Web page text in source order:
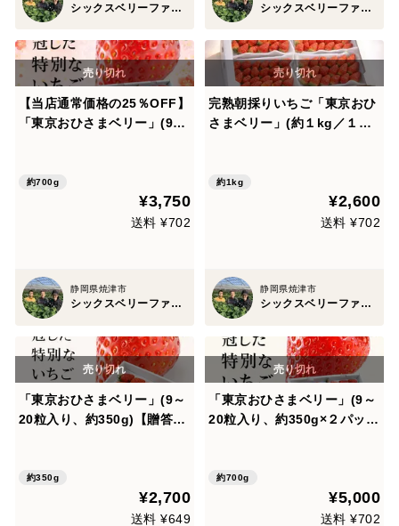
シックスベリーファーマーズ 松田農園 シックスベリーファーマーズ 松田農園
【当店通常価格の25％OFF】
「東京おひさまベリー」(9～
ド ギフト 果物 プレゼント 贈
り物 お礼品 御礼品 誕生日
約700g
¥3,750
送料 ¥702
静岡県焼津市
シックスベリーファーマーズ 松田農園
完熟朝採りいちご「東京おひ
さまベリー」(約１kg／１箱
イーツ 果物 プレゼント 贈り
物 お礼品 誕生日 祝い事／贈
答品、家族、子ども
約1kg
¥2,600
送料 ¥702
静岡県焼津市
シックスベリーファーマーズ 松田農園
「東京おひさまベリー」(9～
20粒入り、約350g)【贈答用
フト スイーツ 果物 プレゼン
ト 贈り物 お礼品 御礼品 誕生
約350g
¥2,700
送料 ¥649
「東京おひさまベリー」(9～
20粒入り、約350g×２パッ
イチゴ 苺 ギフト スイーツ 果
物 プレゼント 贈り物 お礼品
約700g
¥5,000
送料 ¥702